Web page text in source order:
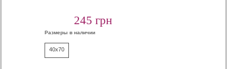
245 грн
Размеры в наличии
40x70